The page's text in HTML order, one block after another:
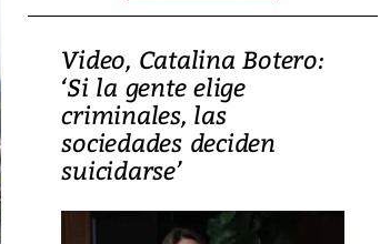
Video, Catalina Botero:
‘Si la gente elige
criminales, las
sociedades deciden
suicidarse’